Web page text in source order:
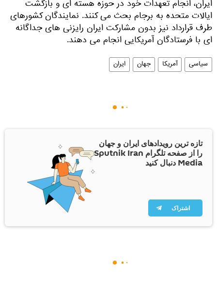
ایران، انجام تعهدات خود در حوزه هسته ای و بازگشت
ایالات متحده به برجام بحث می کنند. نمایندگان کشورهای
طرف قرارداد نیز بدون مشارکت ایران رایزنی های جداگانه
ای با فرستادگان آمریکایی انجام می دهند.
سیاسی آمریکا جهان ایران
تازه ترین رویدادهای ایران و جهان
را از صفحه تلگرام Sputnik Iran
Media دنبال کنید
اشتراک